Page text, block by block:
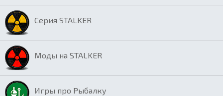
Серия STALKER
Моды на STALKER
Игры про Рыбалку